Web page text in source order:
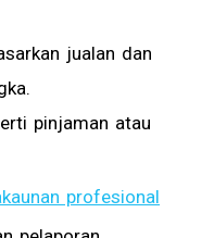
jualan dan
pinjaman atau
profesional